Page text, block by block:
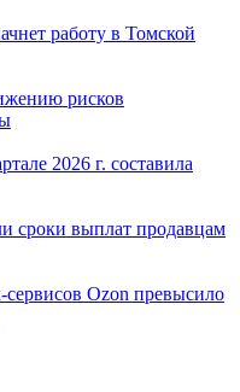
работу в Томской
рисков
2026 г. составила
сроки выплат продавцам
Ozon превысило